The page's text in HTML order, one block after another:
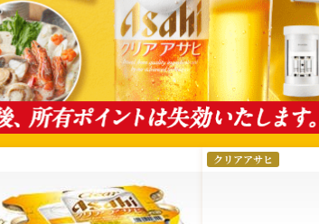
クリアアサヒ